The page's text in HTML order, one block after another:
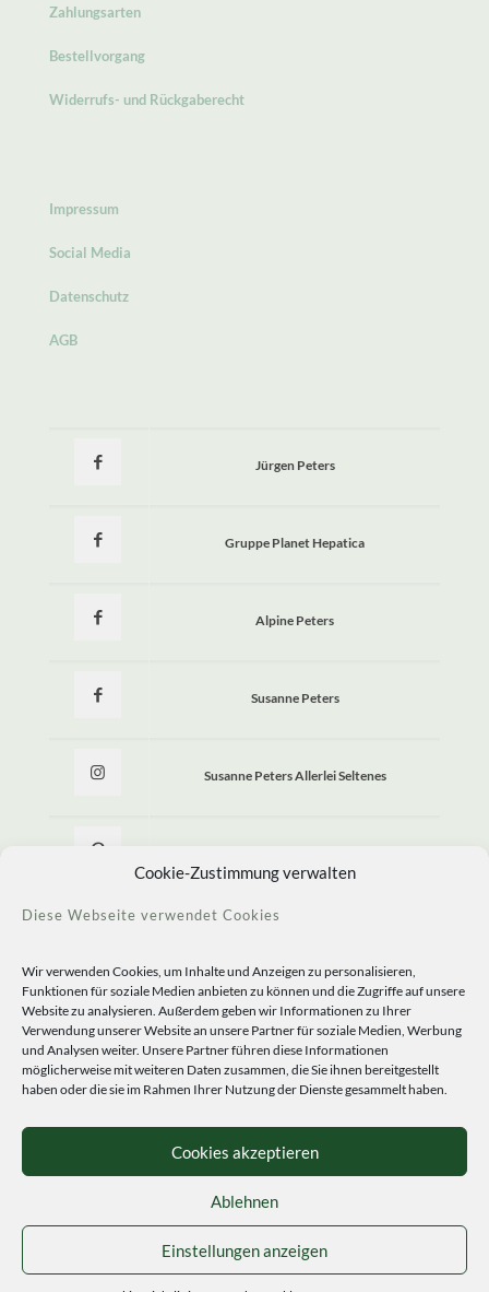
Cookie-Zustimmung verwalten
Diese Webseite verwendet Cookies
Wir verwenden Cookies, um Inhalte und Anzeigen zu personalisieren,
Funktionen für soziale Medien anbieten zu können und die Zugriffe auf unsere
Website zu analysieren. Außerdem geben wir Informationen zu Ihrer
Verwendung unserer Website an unsere Partner für soziale Medien, Werbung
und Analysen weiter. Unsere Partner führen diese Informationen
möglicherweise mit weiteren Daten zusammen, die Sie ihnen bereitgestellt
haben oder die sie im Rahmen Ihrer Nutzung der Dienste gesammelt haben.
Cookies akzeptieren
Ablehnen
Einstellungen anzeigen
Zahlungsarten
Bestellvorgang
Widerrufs- und Rückgaberecht
Impressum
Social Media
Datenschutz
AGB
Jürgen Peters
Gruppe Planet Hepatica
Alpine Peters
Susanne Peters
Susanne Peters Allerlei Seltenes
© 2020 Staudengärtnerei Peters. All Rights Reserved.